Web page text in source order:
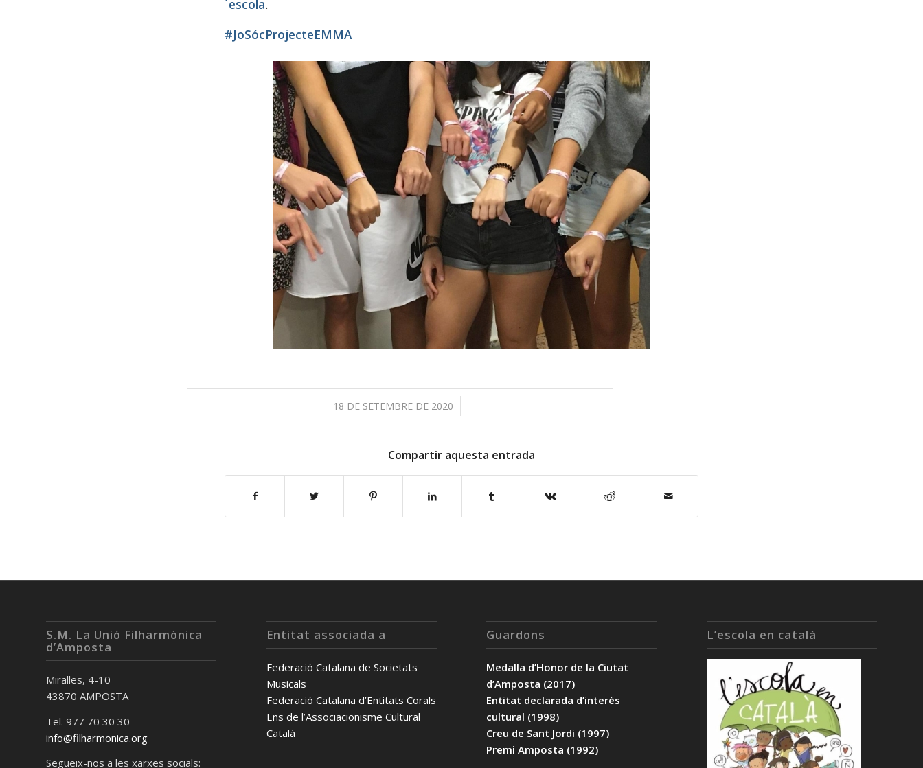
´escola.
#JoSócProjecteEMMA
18 DE SETEMBRE DE 2020
/
Compartir aquesta entrada
S.M. La Unió Filharmònica
d’Amposta
Miralles, 4-10
43870 AMPOSTA
Tel. 977 70 30 30
info@filharmonica.org
Segueix-nos a les xarxes socials:
Entitat associada a
Federació Catalana de Societats
Musicals
Federació Catalana d’Entitats Corals
Ens de l’Associacionisme Cultural
Català
Guardons
Medalla d’Honor de la Ciutat
d’Amposta (2017)
Entitat declarada d’interès
cultural (1998)
Creu de Sant Jordi (1997)
Premi Amposta (1992)
L’escola en català